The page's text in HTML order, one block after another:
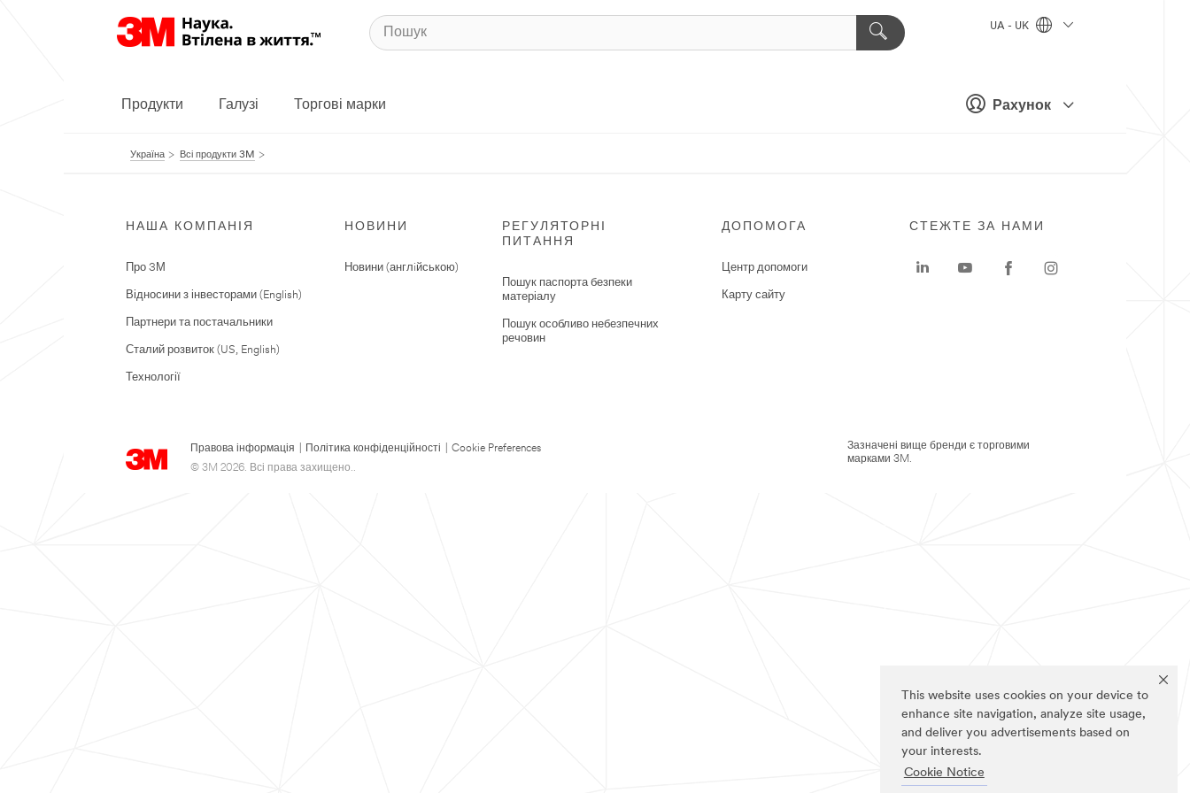
This website uses cookies on your device to
enhance site navigation, analyze site usage,
and deliver you advertisements based on
your interests.
Cookie Notice
Рахунок
UA - UK
Продукти Галузі Торгові марки
Україна Всі продукти 3M
НАША КОМПАНІЯ
Про 3М
Відносини з інвесторами (English)
Партнери та постачальники
Сталий розвиток (US, English)
Технології
НОВИНИ
Новини (англiйською)
РЕГУЛЯТОРНІ
ПИТАННЯ
Пошук паспорта безпеки
матеріалу
Пошук особливо небезпечних
речовин
ДОПОМОГА
Центр допомоги
Карту сайту
Правова інформація Політика конфіденційності
Cookie Preferences
© 3M 2026. Всі права захищено..
СТЕЖТЕ ЗА НАМИ
Зазначені вище бренди є торговими
марками 3M.